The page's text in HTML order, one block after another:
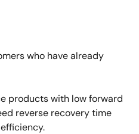
who have already
products with low forward
reverse recovery time